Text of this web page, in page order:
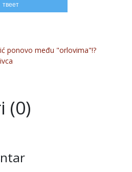
твеет
ponovo među "orlovima"!?
(0)